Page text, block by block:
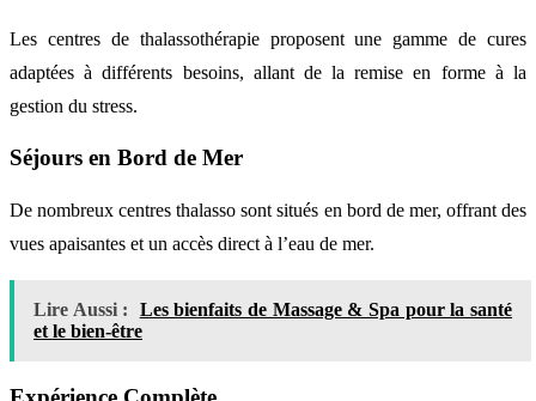
Les centres de thalassothérapie proposent une gamme de cures
adaptées à différents besoins, allant de la remise en forme à la
gestion du stress.
Séjours en Bord de Mer
De nombreux centres thalasso sont situés en bord de mer, offrant des
vues apaisantes et un accès direct à l’eau de mer.
Lire Aussi :
Les bienfaits de Massage & Spa pour la santé
et le bien-être